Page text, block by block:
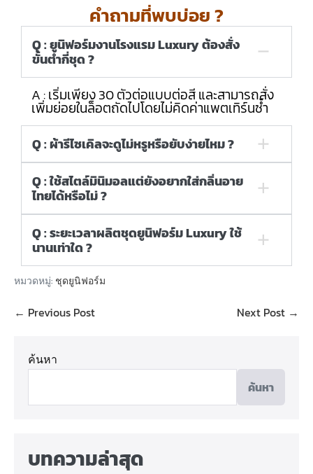
คำถามที่พบบ่อย ?
Q : ยูนิฟอร์มงานโรงแรม Luxury ต้องสั่ง
ขั้นต่ำกี่ชุด ?
A : เริ่มเพียง 30 ตัวต่อแบบต่อสี และสามารถสั่ง
เพิ่มย่อยในล็อตถัดไปโดยไม่คิดค่าแพตเทิร์นซ้ำ
Q : ผ้ารีไซเคิลจะดูไม่หรูหรือยับง่ายไหม ?
Q : ใช้สไตล์มินิมอลแต่ยังอยากใส่กลิ่นอาย
ไทยได้หรือไม่ ?
Q : ระยะเวลาผลิตชุดยูนิฟอร์ม Luxury ใช้
นานเท่าใด ?
หมวดหมู่: ชุดยูนิฟอร์ม
← Previous Post Next Post →
ค้นหา
ค้นหา
บทความล่าสุด